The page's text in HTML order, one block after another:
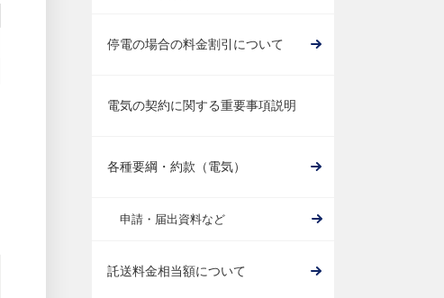
停電の場合の料金割引について
電気の契約に関する重要事項説明
各種要綱・約款（電気）
申請・届出資料など
託送料金相当額について